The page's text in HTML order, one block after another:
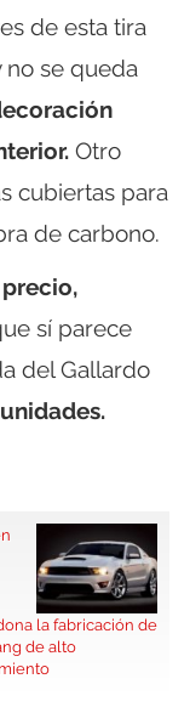
de esta tira
no se queda
Otro
cubiertas para
de carbono.
sí parece
del Gallardo
la fabricación de
de alto